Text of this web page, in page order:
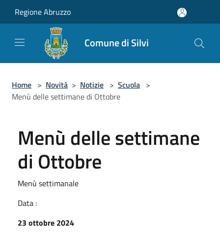
Regione Abruzzo
Comune di Silvi
Home > Novità > Notizie > Scuola >
Menù delle settimane di Ottobre
Menù delle settimane
di Ottobre
Menù settimanale
Data :
23 ottobre 2024